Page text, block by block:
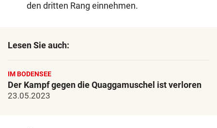
den dritten Rang einnehmen.
Lesen Sie auch:
IM BODENSEE
Der Kampf gegen die Quaggamuschel ist verloren
23.05.2023